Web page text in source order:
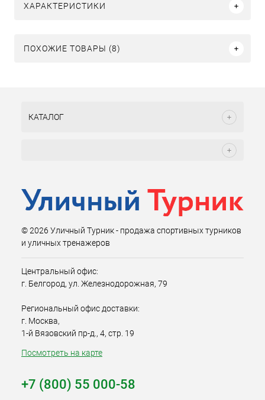
ХАРАКТЕРИСТИКИ
ПОХОЖИЕ ТОВАРЫ (8)
КАТАЛОГ
© 2026 Уличный Турник - продажа спортивных турников
и уличных тренажеров
Центральный офис:
г. Белгород, ул. Железнодорожная, 79
Региональный офис доставки:
г. Москва,
1-й Вязовский пр-д., 4, стр. 19
Посмотреть на карте
+7 (800) 55 000-58